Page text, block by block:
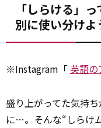
「しらける」
別に使い分けよ
※Instagram「 英語の
盛り上がってた気持
に…。そんな“しらけ